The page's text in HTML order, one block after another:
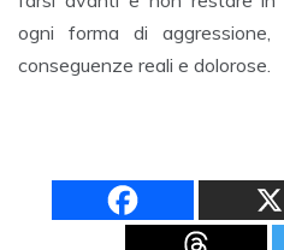
ogni forma di
conseguenze reali e dolorose.